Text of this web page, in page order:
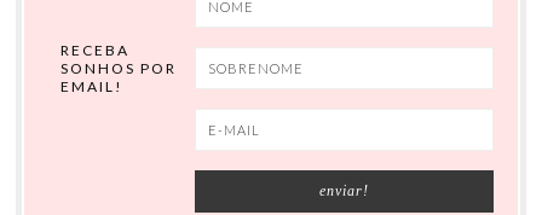
RECEBA
SONHOS POR
EMAIL!